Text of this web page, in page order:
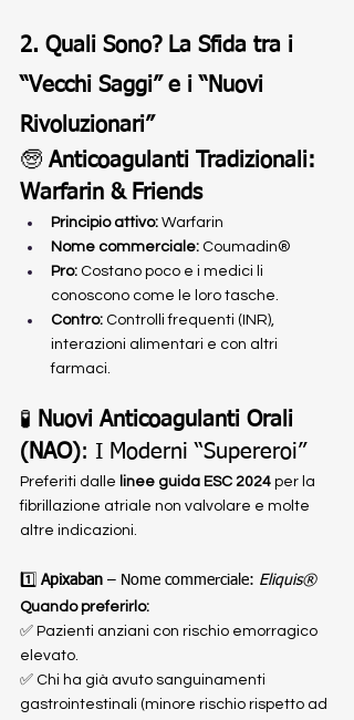
2. Quali Sono? La Sfida tra i
“Vecchi Saggi” e i “Nuovi
Rivoluzionari”
🧓 Anticoagulanti Tradizionali:
Warfarin & Friends
Principio attivo: Warfarin
Nome commerciale: Coumadin®
Pro: Costano poco e i medici li
conoscono come le loro tasche.
Contro: Controlli frequenti (INR),
interazioni alimentari e con altri
farmaci.
🧪 Nuovi Anticoagulanti Orali
(NAO): I Moderni “Supereroi”
Preferiti dalle linee guida ESC 2024 per la
fibrillazione atriale non valvolare e molte
altre indicazioni.
1️⃣ Apixaban – Nome commerciale: Eliquis®
Quando preferirlo:
✅ Pazienti anziani con rischio emorragico
elevato.
✅ Chi ha già avuto sanguinamenti
gastrointestinali (minore rischio rispetto ad